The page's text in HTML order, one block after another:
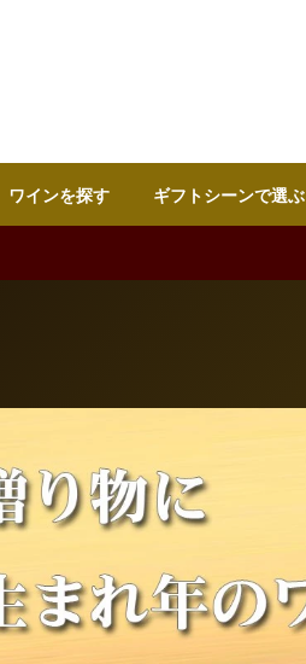
ワインを探す ギフトシーンで選ぶ